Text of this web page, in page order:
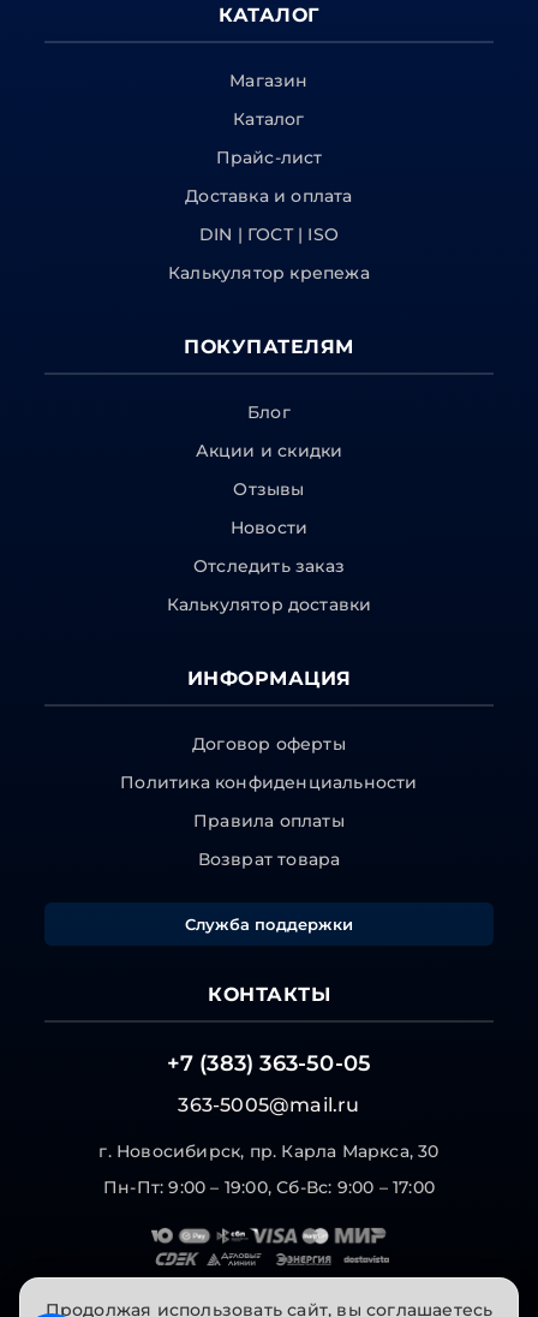
КАТАЛОГ
Магазин
Каталог
Прайс-лист
Доставка и оплата
DIN | ГОСТ | ISO
Калькулятор крепежа
ПОКУПАТЕЛЯМ
Блог
Акции и скидки
Отзывы
Новости
Отследить заказ
Калькулятор доставки
ИНФОРМАЦИЯ
Договор оферты
Политика конфиденциальности
Правила оплаты
Возврат товара
Служба поддержки
КОНТАКТЫ
+7 (383) 363-50-05
363-5005@mail.ru
г. Новосибирск, пр. Карла Маркса, 30
Пн-Пт: 9:00 – 19:00, Сб-Вс: 9:00 – 17:00
Продолжая использовать сайт, вы соглашаетесь